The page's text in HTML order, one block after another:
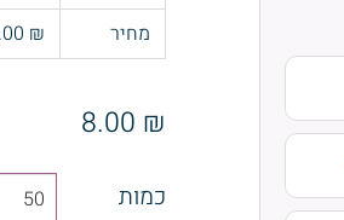
מחיר ₪ 8.00
₪ 8.00
כמות